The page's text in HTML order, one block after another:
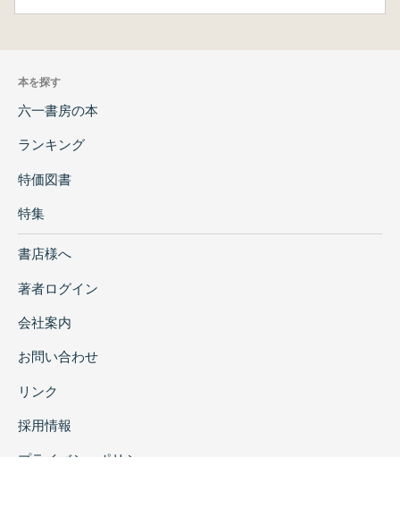
本を探す
六一書房の本
ランキング
特価図書
特集
書店様へ
著者ログイン
会社案内
お問い合わせ
リンク
採用情報
プライバシーポリシー